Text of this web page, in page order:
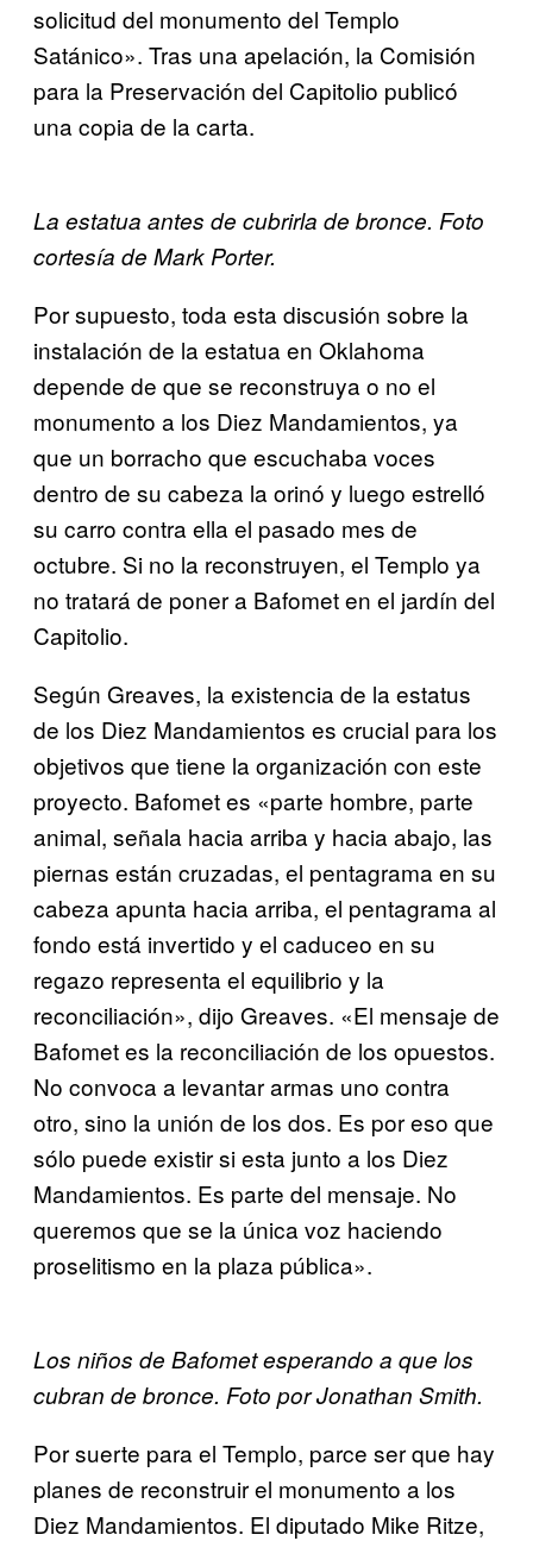
solicitud del monumento del Templo
Satánico». Tras una apelación, la Comisión
para la Preservación del Capitolio publicó
una copia de la carta.
La estatua antes de cubrirla de bronce. Foto
cortesía de Mark Porter.
Por supuesto, toda esta discusión sobre la
instalación de la estatua en Oklahoma
depende de que se reconstruya o no el
monumento a los Diez Mandamientos, ya
que un borracho que escuchaba voces
dentro de su cabeza la orinó y luego estrelló
su carro contra ella el pasado mes de
octubre. Si no la reconstruyen, el Templo ya
no tratará de poner a Bafomet en el jardín del
Capitolio.
Según Greaves, la existencia de la estatus
de los Diez Mandamientos es crucial para los
objetivos que tiene la organización con este
proyecto. Bafomet es «parte hombre, parte
animal, señala hacia arriba y hacia abajo, las
piernas están cruzadas, el pentagrama en su
cabeza apunta hacia arriba, el pentagrama al
fondo está invertido y el caduceo en su
regazo representa el equilibrio y la
reconciliación», dijo Greaves. «El mensaje de
Bafomet es la reconciliación de los opuestos.
No convoca a levantar armas uno contra
otro, sino la unión de los dos. Es por eso que
sólo puede existir si esta junto a los Diez
Mandamientos. Es parte del mensaje. No
queremos que se la única voz haciendo
proselitismo en la plaza pública».
Los niños de Bafomet esperando a que los
cubran de bronce. Foto por Jonathan Smith.
Por suerte para el Templo, parce ser que hay
planes de reconstruir el monumento a los
Diez Mandamientos. El diputado Mike Ritze,